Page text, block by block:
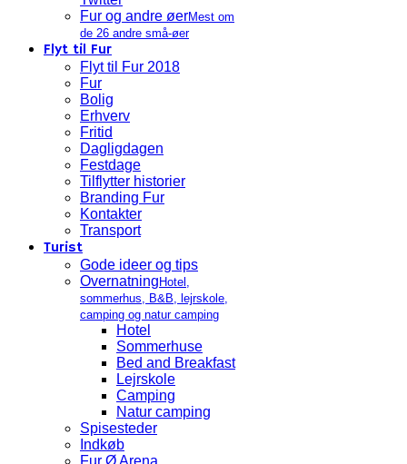
Fur og andre øerMest om
de 26 andre små-øer
Flyt til Fur
Flyt til Fur 2018
Fur
Bolig
Erhverv
Fritid
Dagligdagen
Festdage
Tilflytter historier
Branding Fur
Kontakter
Transport
Turist
Gode ideer og tips
Overnatning Hotel,
sommerhus, B&B, lejrskole,
camping og natur camping
Hotel
Sommerhuse
Bed and Breakfast
Lejrskole
Camping
Natur camping
Spisesteder
Indkøb
Fur Ø Arena